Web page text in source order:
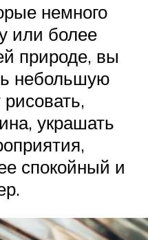
немного
или более
природе, вы
небольшую
рисовать,
украшать
спокойный и